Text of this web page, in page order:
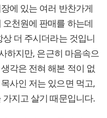
에 있는 여러 반찬가게
천원에 판매를 하는데
더 주시더라는 것입니
하지만, 은근히 마음속으
각은 전혀 해본 적이 없
사인 저는 있으면 먹고,
지고 살기 때문입니다.